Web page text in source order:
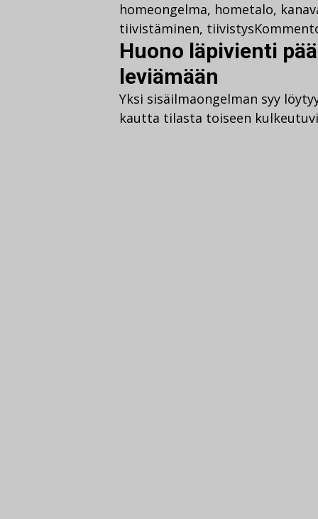
homeongelma, hometalo,
tiivistäminen, tiivistys
Huono läpivienti
leviämään
Yksi sisäilmaongelman syy
kautta tilasta toiseen